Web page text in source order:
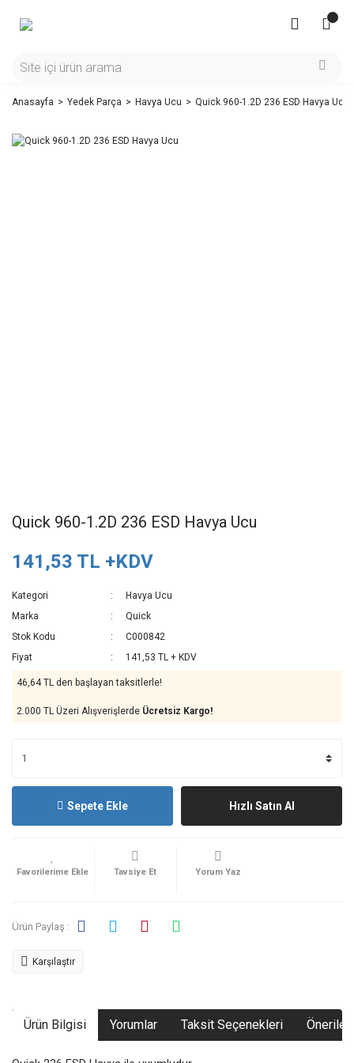
Anasayfa Yedek Parça Havya Ucu Quick 960-1.2D 236 ESD Havya Ucu
Quick 960-1.2D 236 ESD Havya Ucu
141,53 TL +KDV
Kategori
Havya Ucu
Marka
Quick
Stok Kodu
C000842
Fiyat
141,53 TL + KDV
46,64 TL den başlayan taksitlerle!
2.000 TL Üzeri Alışverişlerde Ücretsiz Kargo!
Sepete Ekle Hızlı Satın Al
Tavsiye Et Yorum Yaz
Ürün Paylaş :
Karşılaştır
Ürün Bilgisi Yorumlar Taksit Seçenekleri